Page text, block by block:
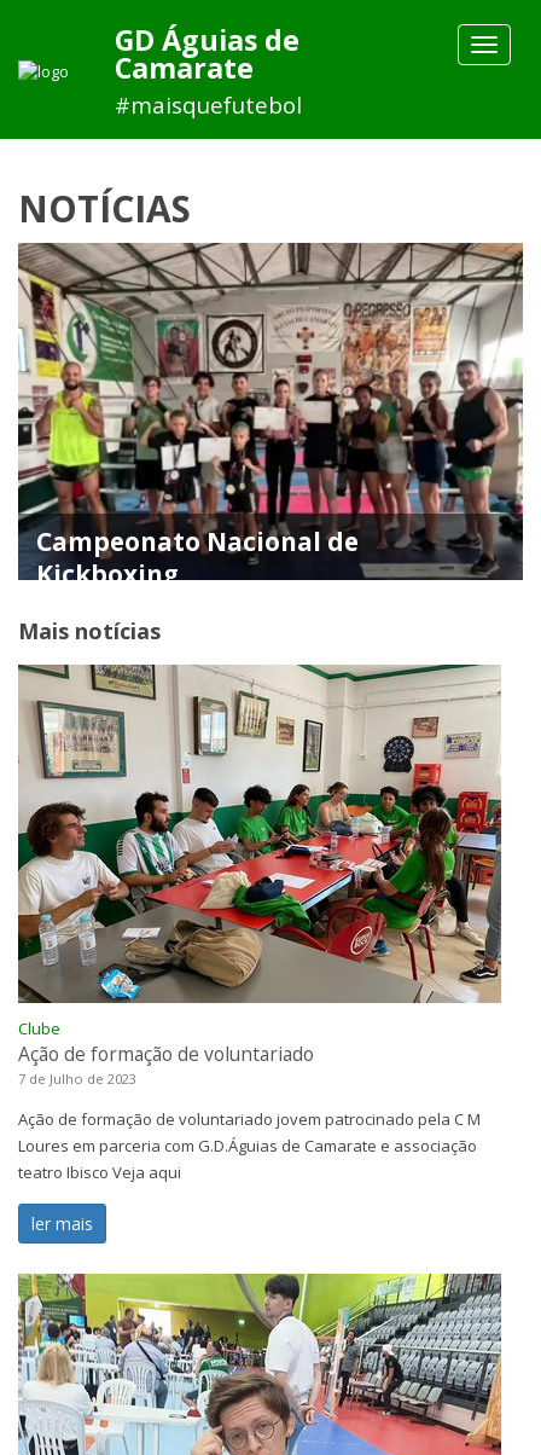
Toggle
GD Águias de
Camarate
#maisquefutebol
NOTÍCIAS
Campeonato Nacional de
Kickboxing
Mais notícias
Clube
Ação de formação de voluntariado
7 de Julho de 2023
Ação de formação de voluntariado jovem patrocinado pela C M
Loures em parceria com G.D.Águias de Camarate e associação
teatro Ibisco Veja aqui
ler mais